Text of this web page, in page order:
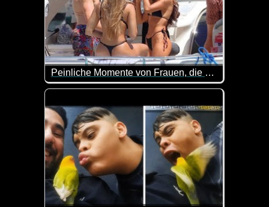
Peinliche Momente von Frauen, die auf Video festgehalten wurden
Ja, manchmal würde man sich wünschen, es